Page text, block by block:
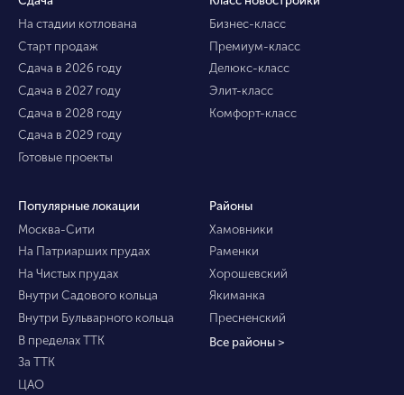
На стадии котлована
Старт продаж
Сдача в 2026 году
Сдача в 2027 году
Сдача в 2028 году
Сдача в 2029 году
Готовые проекты
Бизнес-класс
Премиум-класс
Делюкс-класс
Элит-класс
Комфорт-класс
Популярные локации
Москва-Сити
На Патриарших прудах
На Чистых прудах
Внутри Садового кольца
Внутри Бульварного кольца
В пределах ТТК
За ТТК
ЦАО
Районы
Хамовники
Раменки
Хорошевский
Якиманка
Пресненский
Все районы >